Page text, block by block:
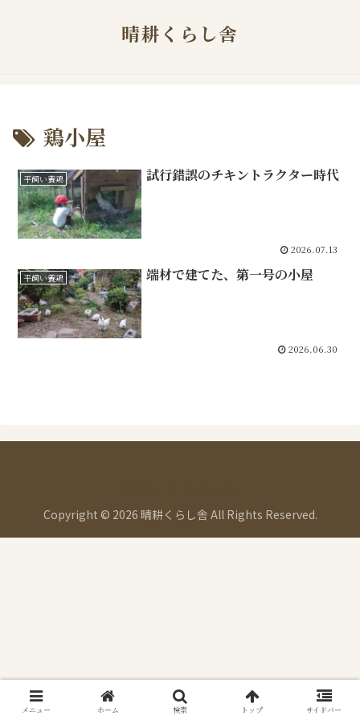
晴耕くらし舎
鶏小屋
平飼い養鶏 試行錯誤のチキントラクター時代
2026.07.13
平飼い養鶏 端材で建てた、第一号の小屋
2026.06.30
Copyright © 2026 晴耕くらし舎 All Rights Reserved.
メニュー ホーム 検索 トップ サイドバー